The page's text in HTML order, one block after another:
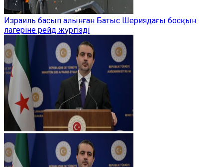
Израиль басып алынған Батыс Шериядағы босқын
лагеріне рейд жүргізді